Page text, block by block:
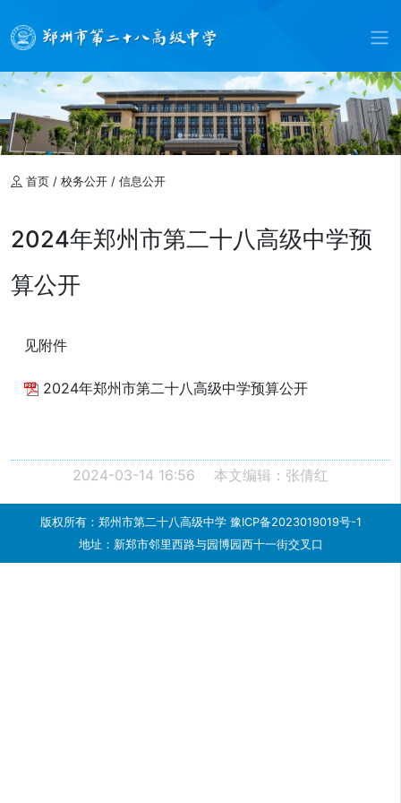
首页 / 校务公开 / 信息公开
2024年郑州市第二十八高级中学预
算公开
见附件
2024年郑州市第二十八高级中学预算公开
2024-03-14 16:56 本文编辑：张倩红
版权所有：郑州市第二十八高级中学 豫ICP备2023019019号-1
地址：新郑市邻里西路与园博园西十一街交叉口